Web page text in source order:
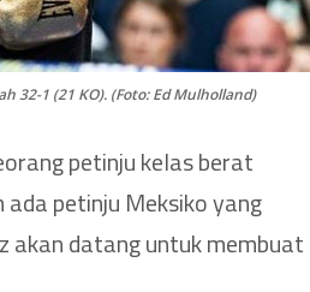
32-1 (21 KO). (Foto: Ed Mulholland)
petinju kelas berat
petinju Meksiko yang
akan datang untuk membuat